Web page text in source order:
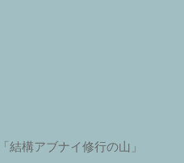
結構アブナイ修行の山」